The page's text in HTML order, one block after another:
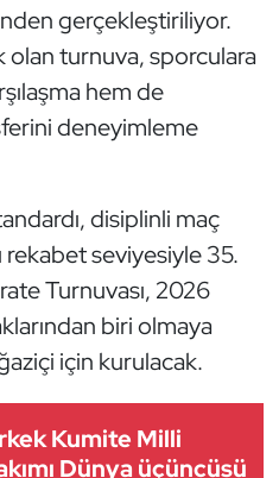
gerçekleştiriliyor.
olan turnuva, sporculara
hem de
deneyimleme
disiplinli maç
rekabet seviyesiyle 35.
Turnuvası, 2026
biri olmaya
için kurulacak.
Kumite Milli
Dünya üçüncüsü